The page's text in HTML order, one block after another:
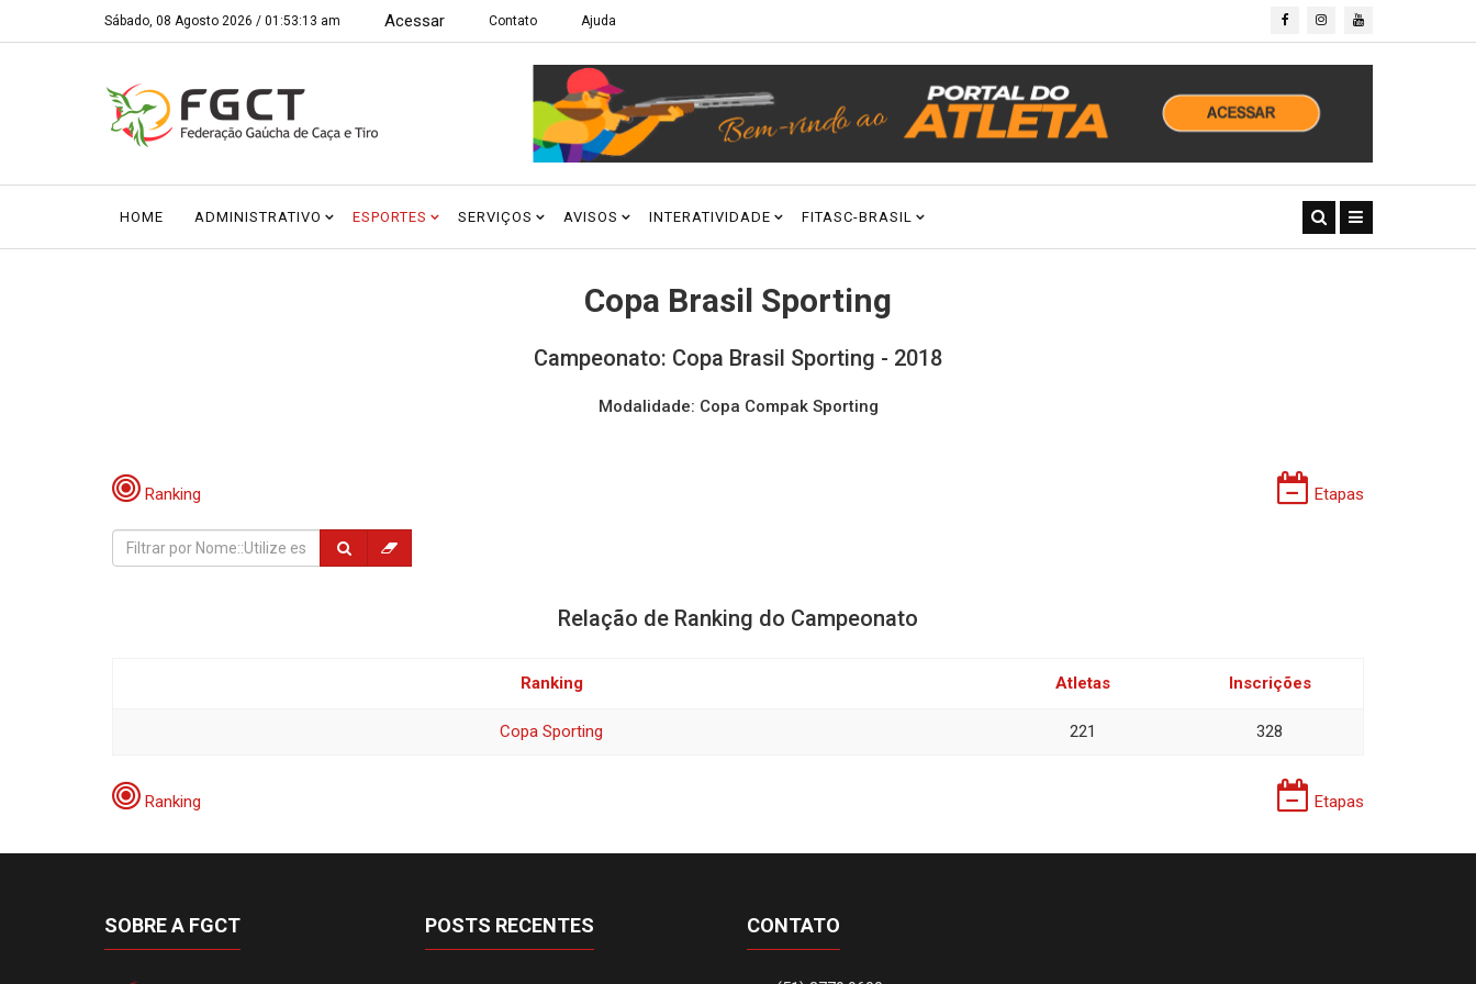
Sábado, 08 Agosto 2026 / 01:53:13 am Acessar Contato Ajuda
HOME ADMINISTRATIVO ESPORTES SERVIÇOS AVISOS INTERATIVIDADE FITASC-BRASIL
Copa Brasil Sporting
Campeonato: Copa Brasil Sporting - 2018
Modalidade: Copa Compak Sporting
Ranking Etapas
Relação de Ranking do Campeonato
Ranking Atletas Inscrições
Copa Sporting 221 328
Ranking Etapas
SOBRE A FGCT POSTS RECENTES CONTATO